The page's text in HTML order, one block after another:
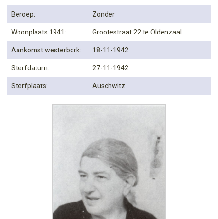
Beroep: Zonder
Woonplaats 1941: Grootestraat 22 te Oldenzaal
Aankomst westerbork: 18-11-1942
Sterfdatum: 27-11-1942
Sterfplaats: Auschwitz